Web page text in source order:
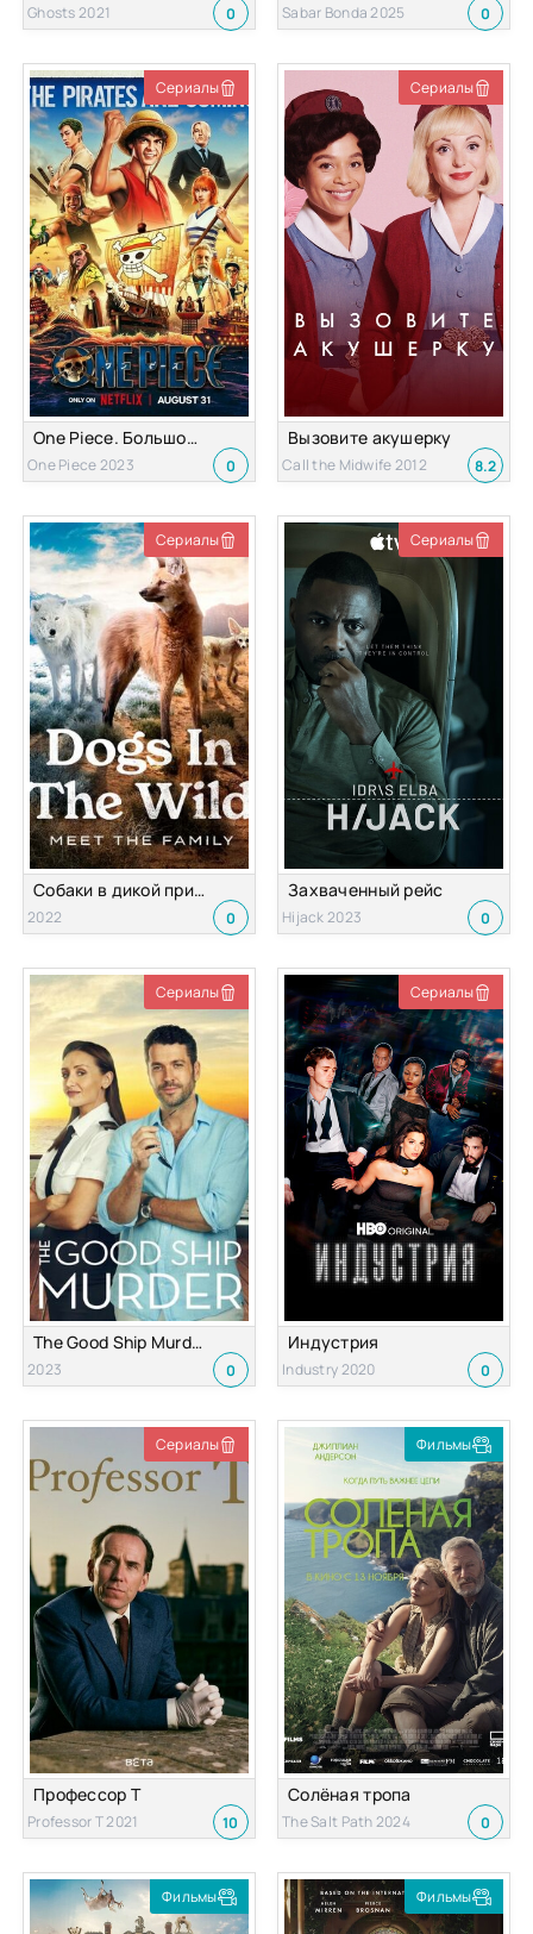
Ghosts 2021 0 Sabar Bonda 2025 0
Сериалы
One Piece. Большой куш
One Piece 2023 0
Сериалы
Вызовите акушерку
Call the Midwife 2012 8.2
Сериалы
Собаки в дикой природе
2022 0
Сериалы
Захваченный рейс
Hijack 2023 0
Сериалы
The Good Ship Murder
2023 0
Сериалы
Индустрия
Industry 2020 0
Сериалы
Профессор Т
Professor T 2021 10
Фильмы
Солёная тропа
The Salt Path 2024 0
Фильмы Фильмы